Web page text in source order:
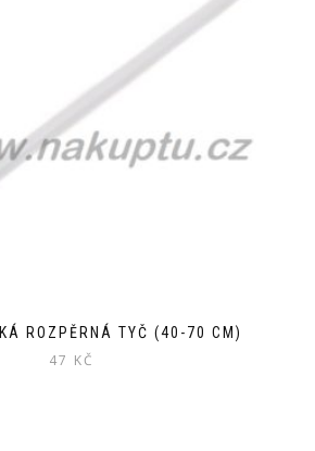
ROZPĚRNÁ TYČ (40-70 CM)
47 KČ